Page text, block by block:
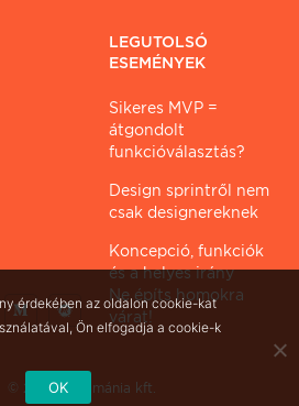
LEGUTOLSÓ
ESEMÉNYEK
Sikeres MVP =
átgondolt
funkcióválasztás?
Design sprintről nem
csak designereknek
Koncepció, funkciók
és a helyes irány
Ne építs homokra
várat!
© 2026 ergománia kft.
érdekében az oldalon cookie-kat
Ön elfogadja a cookie-k
OK